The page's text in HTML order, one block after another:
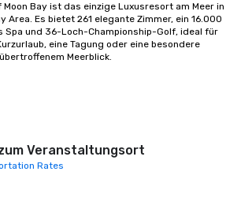
Bay ist das einzige Luxusresort am Meer in
Area. Es bietet 261 elegante Zimmer, ein 16.000
Spa und 36-Loch-Championship-Golf, ideal für
eine Tagung oder eine besondere
Meerblick.
Veranstaltungsort
Rates